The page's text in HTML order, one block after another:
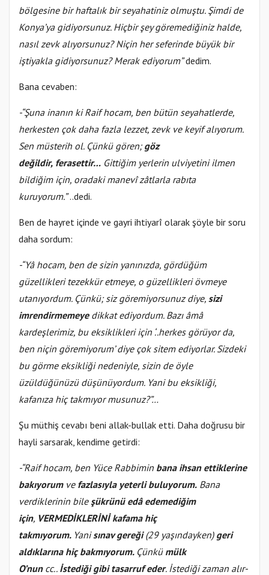
bölgesine bir haftalık bir seyahatiniz olmuştu. Şimdi de
Konya’ya gidiyorsunuz. Hiçbir şey göremediğiniz halde,
nasıl zevk alıyorsunuz? Niçin her seferinde büyük bir
iştiyakla gidiyorsunuz? Merak ediyorum”dedim.
Bana cevaben:
-“Şuna inanın ki Raif hocam, ben bütün seyahatlerde,
herkesten çok daha fazla lezzet, zevk ve keyif alıyorum.
Sen müsterih ol. Çünkü gören;göz
değildir, ferasettir… Gittiğim yerlerin ulviyetini ilmen
bildiğim için, oradaki manevî zâtlarla rabıta
kuruyorum.”..dedi.
Ben de hayret içinde ve gayri ihtiyarî olarak şöyle bir soru
daha sordum:
-“Yâ hocam, ben de sizin yanınızda, gördüğüm
güzellikleri tezekkür etmeye, o güzellikleri övmeye
utanıyordum. Çünkü; siz göremiyorsunuz diye, sizi
imrendirmemeyedikkat ediyordum. Bazı âmâ
kardeşlerimiz, bu eksiklikleri için ‘..herkes görüyor da,
ben niçin göremiyorum’ diye çok sitem ediyorlar. Sizdeki
bu görme eksikliği nedeniyle, sizin de öyle
üzüldüğünüzü düşünüyordum. Yani bu eksikliği,
kafanıza hiç takmıyor musunuz?”…
Şu müthiş cevabı beni allak-bullak etti. Daha doğrusu bir
hayli sarsarak, kendime getirdi:
-“Raif hocam, ben Yüce Rabbimin bana ihsan ettiklerine
bakıyorumve fazlasıyla yeterli buluyorum. Bana
verdiklerinin bileşükrünü edâ edemediğim
için, VERMEDİKLERİNİ kafama hiç
takmıyorum. Yanisınav gereği(29 yaşındayken)geri
aldıklarına hiç bakmıyorum. Çünkü mülk
O’nuncc.. İstediği gibi tasarruf eder. İstediği zaman alır-